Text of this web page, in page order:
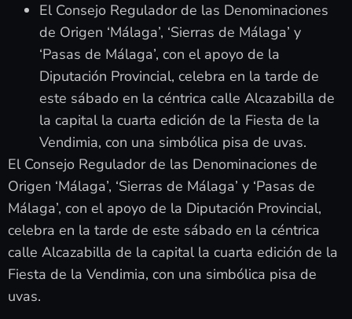
El Consejo Regulador de las Denominaciones
de Origen ‘Málaga’, ‘Sierras de Málaga’ y
‘Pasas de Málaga’, con el apoyo de la
Diputación Provincial, celebra en la tarde de
este sábado en la céntrica calle Alcazabilla de
la capital la cuarta edición de la Fiesta de la
Vendimia, con una simbólica pisa de uvas.
El Consejo Regulador de las Denominaciones de
Origen ‘Málaga’, ‘Sierras de Málaga’ y ‘Pasas de
Málaga’, con el apoyo de la Diputación Provincial,
celebra en la tarde de este sábado en la céntrica
calle Alcazabilla de la capital la cuarta edición de la
Fiesta de la Vendimia, con una simbólica pisa de
uvas.